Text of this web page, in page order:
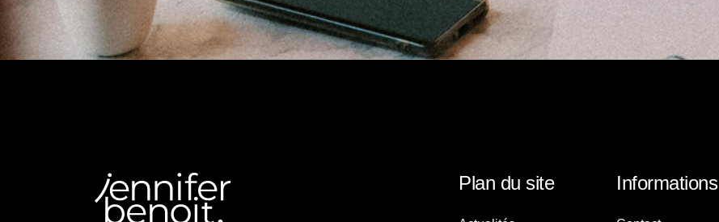
Plan du site Informations